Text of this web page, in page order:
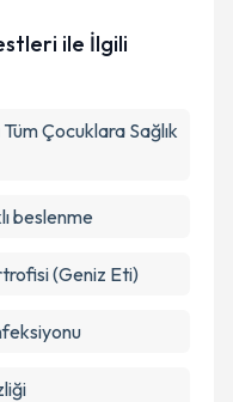
ile İlgili
Çocuklara Sağlık
beslenme
(Geniz Eti)